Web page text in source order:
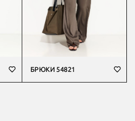
БРЮКИ 54821